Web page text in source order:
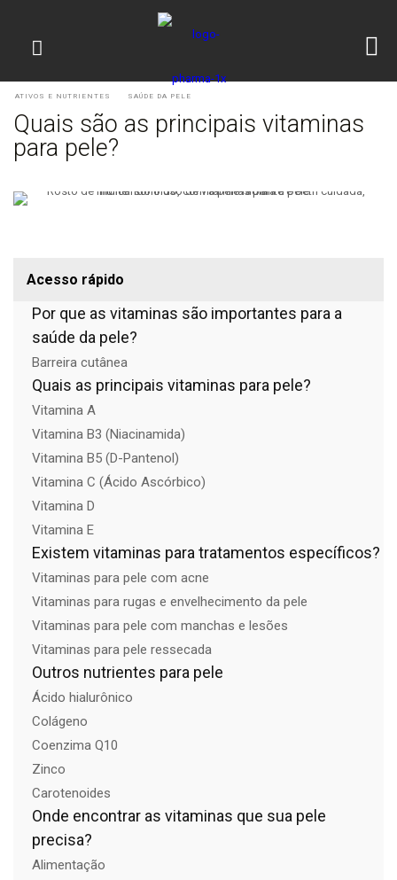
ATIVOS E NUTRIENTES SAÚDE DA PELE
Quais são as principais vitaminas
para pele?
Acesso rápido
Por que as vitaminas são importantes para a
saúde da pele?
Barreira cutânea
Quais as principais vitaminas para pele?
Vitamina A
Vitamina B3 (Niacinamida)
Vitamina B5 (D-Pantenol)
Vitamina C (Ácido Ascórbico)
Vitamina D
Vitamina E
Existem vitaminas para tratamentos específicos?
Vitaminas para pele com acne
Vitaminas para rugas e envelhecimento da pele
Vitaminas para pele com manchas e lesões
Vitaminas para pele ressecada
Outros nutrientes para pele
Ácido hialurônico
Colágeno
Coenzima Q10
Zinco
Carotenoides
Onde encontrar as vitaminas que sua pele
precisa?
Alimentação